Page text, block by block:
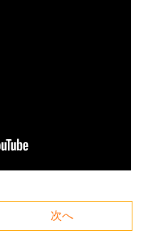
次へ